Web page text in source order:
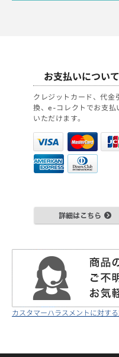
お支払いについて
クレジットカード、代金引
換、e-コレクトでお支払
いただけます。
カスタマーハラスメントに対す